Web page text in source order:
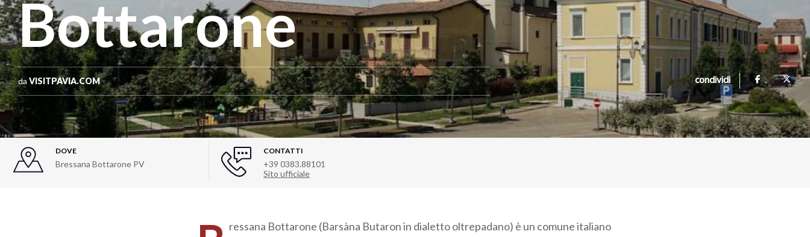
Bottarone
daVISITPAVIA.COM condividi
DOVE
Bressana Bottarone PV
CONTATTI
+39 0383.88101
Sito ufficiale
ressana Bottarone (Barsàna Butaron in dialetto oltrepadano) è un comune italiano